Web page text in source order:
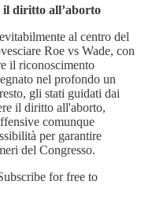
il diritto all’aborto
al centro del
Roe vs Wade, con
il riconoscimento
nel profondo un
gli stati guidati dai
il diritto all'aborto,
comunque
per garantire
del Congresso.
for free to